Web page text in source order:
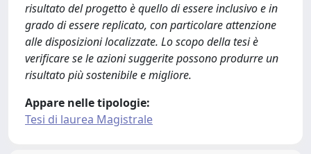
risultato del progetto è quello di essere inclusivo e in
grado di essere replicato, con particolare attenzione
alle disposizioni localizzate. Lo scopo della tesi è
verificare se le azioni suggerite possono produrre un
risultato più sostenibile e migliore.
Appare nelle tipologie:
Tesi di laurea Magistrale